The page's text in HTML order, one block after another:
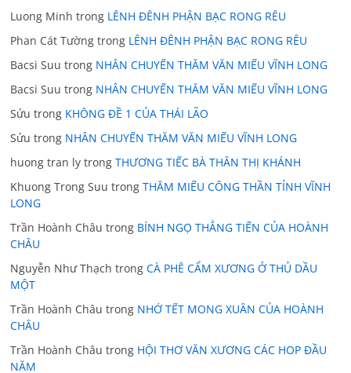
Luong Minh trong LÊNH ĐÊNH PHẬN BẠC RONG RÊU
Phan Cát Tường trong LÊNH ĐÊNH PHẬN BẠC RONG RÊU
Bacsi Suu trong NHÂN CHUYẾN THĂM VĂN MIẾU VĨNH LONG
Bacsi Suu trong NHÂN CHUYẾN THĂM VĂN MIẾU VĨNH LONG
Sửu trong KHÔNG ĐỀ 1 CỦA THÁI LÃO
Sửu trong NHÂN CHUYẾN THĂM VĂN MIẾU VĨNH LONG
huong tran ly trongTHƯƠNG TIẾC BÀ THÂN THỊ KHÁNH
Khuong Trong Suu trongTHĂM MIẾU CÔNG THẦN TỈNH VĨNH
LONG
Trần Hoành Châu trong BÍNH NGỌ THẲNG TIẾN CỦA HOÀNH
CHÂU
Nguyễn Như Thạch trongCÀ PHÊ CẨM XƯƠNG Ở THỦ DẦU
MỘT
Trần Hoành Châu trong NHỚ TẾT MONG XUÂN CỦA HOÀNH
CHÂU
Trần Hoành Châu trong HỘI THƠ VĂN XƯƠNG CÁC HOP ĐẦU
NĂM